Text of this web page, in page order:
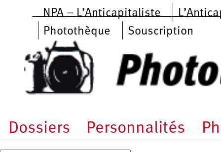
Aller au contenu principal
NPA – L’Anticapitaliste
Photothèque
Souscription
Dossiers Personnalités